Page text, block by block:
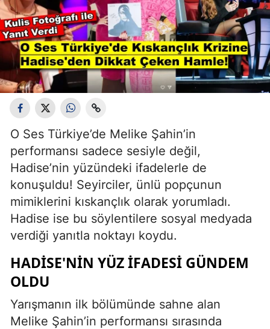
O Ses Türkiye’de Melike Şahin’in
performansı sadece sesiyle değil,
Hadise’nin yüzündeki ifadelerle de
konuşuldu! Seyirciler, ünlü popçunun
mimiklerini kıskançlık olarak yorumladı.
Hadise ise bu söylentilere sosyal medyada
verdiği yanıtla noktayı koydu.
HADISE'NIN YÜZ İFADESI GÜNDEM
OLDU
Yarışmanın ilk bölümünde sahne alan
Melike Şahin’in performansı sırasında